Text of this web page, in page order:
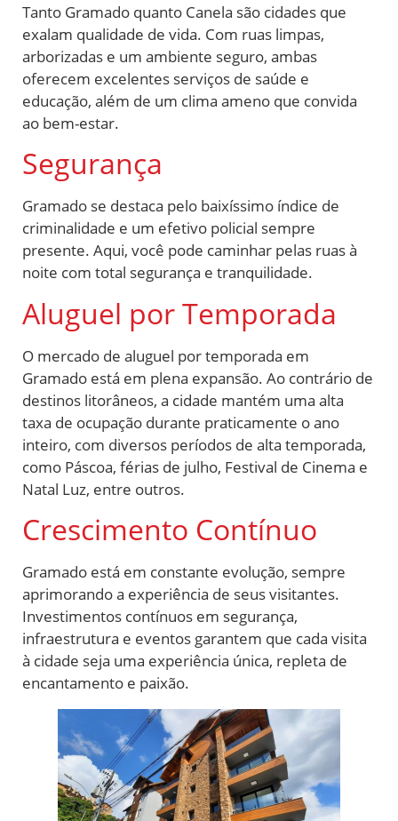
Tanto Gramado quanto Canela são cidades que
exalam qualidade de vida. Com ruas limpas,
arborizadas e um ambiente seguro, ambas
oferecem excelentes serviços de saúde e
educação, além de um clima ameno que convida
ao bem-estar.
Segurança
Gramado se destaca pelo baixíssimo índice de
criminalidade e um efetivo policial sempre
presente. Aqui, você pode caminhar pelas ruas à
noite com total segurança e tranquilidade.
Aluguel por Temporada
O mercado de aluguel por temporada em
Gramado está em plena expansão. Ao contrário de
destinos litorâneos, a cidade mantém uma alta
taxa de ocupação durante praticamente o ano
inteiro, com diversos períodos de alta temporada,
como Páscoa, férias de julho, Festival de Cinema e
Natal Luz, entre outros.
Crescimento Contínuo
Gramado está em constante evolução, sempre
aprimorando a experiência de seus visitantes.
Investimentos contínuos em segurança,
infraestrutura e eventos garantem que cada visita
à cidade seja uma experiência única, repleta de
encantamento e paixão.